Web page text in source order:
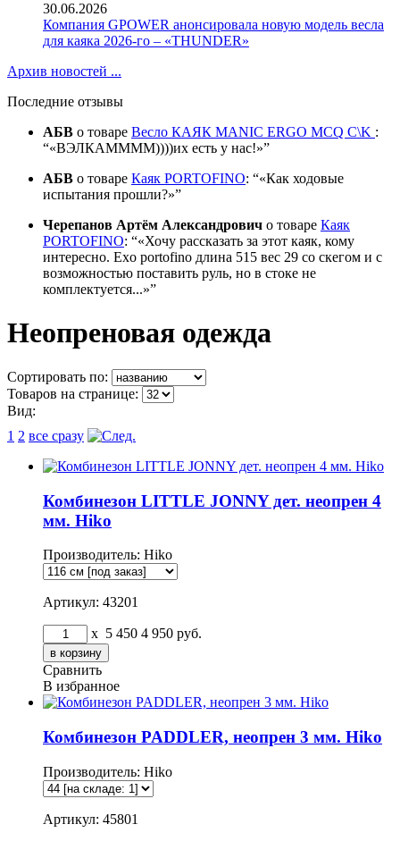
30.06.2026
Компания GPOWER анонсировала новую модель весла
для каяка 2026-го – «THUNDER»
Архив новостей ...
Последние отзывы
АБВ о товаре Весло КАЯК MANIC ERGO MCQ C\K :
«ВЭЛКАММММ))))их есть у нас!»
АБВ о товаре Каяк PORTOFINO:
«Как ходовые
испытания прошли?»
Черепанов Артём Александрович о товаре Каяк
PORTOFINO:
«Хочу рассказать за этот каяк, кому
интересно. Exo portofino длина 515 вес 29 со скегом и с
возможностью поставить руль, но в стоке не
комплектуется...»
Неопреновая одежда
Сортировать по:
Товаров на странице:
Вид:
1 2 все сразу
Комбинезон LITTLE JONNY дет. неопрен 4
мм. Hiko
Производитель: Hiko
Артикул: 43201
x 5 450 4 950 руб.
Сравнить
В избранное
Комбинезон PADDLER, неопрен 3 мм. Hiko
Производитель: Hiko
Артикул: 45801